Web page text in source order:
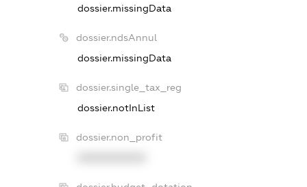
dossier.missingData
dossier.ndsAnnul
dossier.missingData
dossier.single_tax_reg
dossier.notInList
dossier.non_profit